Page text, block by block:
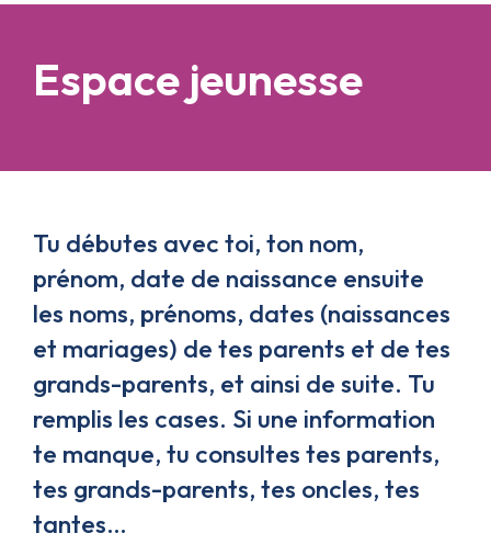
Espace jeunesse
Tu débutes avec toi, ton nom,
prénom, date de naissance ensuite
les noms, prénoms, dates (naissances
et mariages) de tes parents et de tes
grands-parents, et ainsi de suite. Tu
remplis les cases. Si une information
te manque, tu consultes tes parents,
tes grands-parents, tes oncles, tes
tantes…